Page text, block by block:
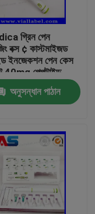
গ্রিন পেন
বক্স ¢ কাস্টমাইজড
ইনজেকশন পেন কেস
40mg পেপটাইড
পেন, Synedica
পেন
অনুসন্ধান পাঠান